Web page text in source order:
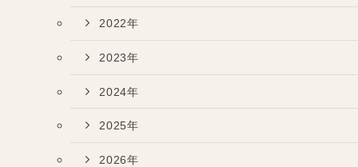
2022年
2023年
2024年
2025年
2026年